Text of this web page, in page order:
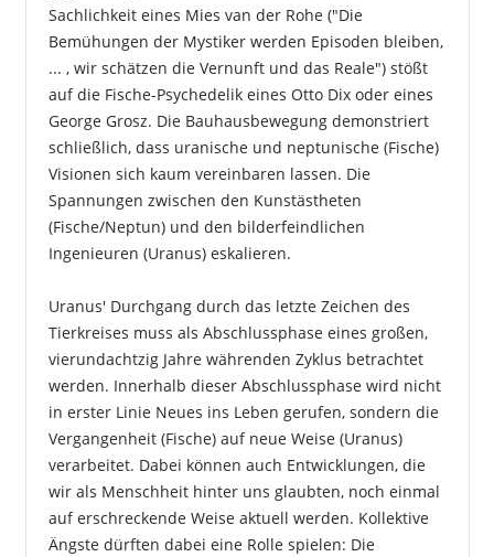
Sachlichkeit eines Mies van der Rohe ("Die
Bemühungen der Mystiker werden Episoden bleiben,
... , wir schätzen die Vernunft und das Reale") stößt
auf die Fische-Psychedelik eines Otto Dix oder eines
George Grosz. Die Bauhausbewegung demonstriert
schließlich, dass uranische und neptunische (Fische)
Visionen sich kaum vereinbaren lassen. Die
Spannungen zwischen den Kunstästheten
(Fische/Neptun) und den bilderfeindlichen
Ingenieuren (Uranus) eskalieren.
Uranus' Durchgang durch das letzte Zeichen des
Tierkreises muss als Abschlussphase eines großen,
vierundachtzig Jahre währenden Zyklus betrachtet
werden. Innerhalb dieser Abschlussphase wird nicht
in erster Linie Neues ins Leben gerufen, sondern die
Vergangenheit (Fische) auf neue Weise (Uranus)
verarbeitet. Dabei können auch Entwicklungen, die
wir als Menschheit hinter uns glaubten, noch einmal
auf erschreckende Weise aktuell werden. Kollektive
Ängste dürften dabei eine Rolle spielen: Die